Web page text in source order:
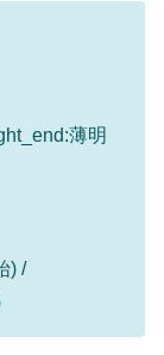
薄明
) /